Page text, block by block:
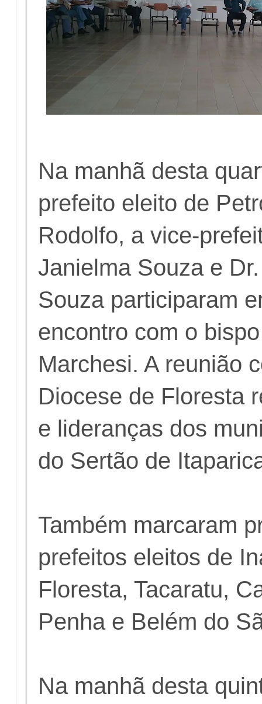
Na manhã desta
prefeito eleito de
Rodolfo, a vice-
Janielma Souza e
Souza participaram
encontro com o
Marchesi. A reunião
Diocese de Floresta
e lideranças dos
do Sertão de
Também marcaram
prefeitos eleitos de
Floresta, Tacaratu,
Penha e Belém do
Na manhã desta